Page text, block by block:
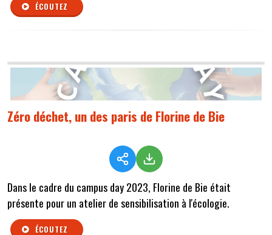
ÉCOUTEZ
Zéro déchet, un des paris de Florine de Bie
Dans le cadre du campus day 2023, Florine de Bie était
présente pour un atelier de sensibilisation à l'écologie.
ÉCOUTEZ